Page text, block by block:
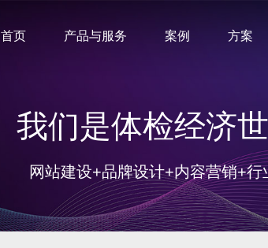
首页 产品与服务 案例 方案
我们是体检经济
网站建设+品牌设计+内容营销+